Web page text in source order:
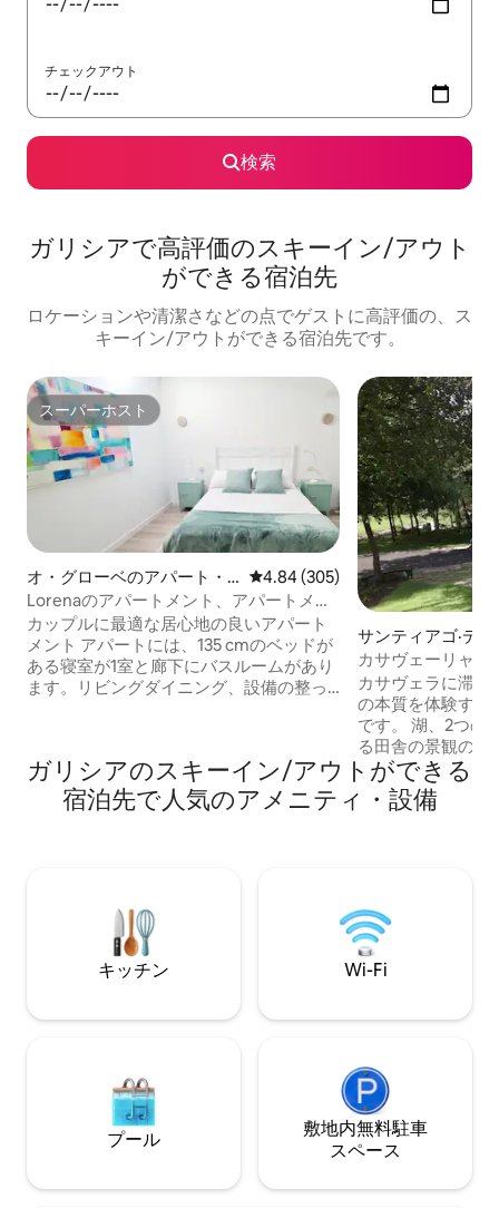
チェックアウト
検索
ガリシアで高評価のスキーイン/アウト
ができる宿泊先
ロケーションや清潔さなどの点でゲストに高評価の、ス
キーイン/アウトができる宿泊先です。
スーパーホスト
スーパーホスト
オ・グローベのアパート・
マンション
レビュー305件、5つ星中4.84つ
4.84 (305)
Lorenaのアパートメント、アパートメン
ト 2*B 1ベッドルーム...
カップルに最適な居心地の良いアパート
メント アパートには、135 cmのベッドが
ある寝室が1室と廊下にバスルームがあり
ます。リビングダイニング、設備の整っ
れているため、最大で 1 名の追加ゲスト
を快適に受け入れることができます。 快
適なご滞在に必要なものはすべて揃って
ル、コーヒー、塩、無料の砂糖。 - シャ
ワージェル、トイレットペーパー、メイ
ク落としコットン、ミセラーウォータ
ー。 - ボードゲーム。 アパートは2階にあ
り、エレベーターはありません。 独立し
た入り口です。到着の2日前にお知らせし
すめ、観光スポット、アクティビティな
ど、この地域に関する実用的な情報が記
載されたノートが用意されています。ま
た、すべての情報を含むリンクもお送り
します。 また、Wi-Fi ネットワークのパス
ワードは、アパートの入り口のドアの後
サンティアゴ·デ·
ーラのコテージ
カサヴェーリャ
カサヴェラに滞在
の本質を体験する
です。 湖、2つの
る田舎の景観の中
リソルとモンチョ
るホストです。 カサヴェラへようこそ！
場所：
ガリシアのスキーイン/アウトができる
宿泊先で人気のアメニティ・設備
キッチン Wi-Fi
プール
敷地内無料駐⁠車
ス⁠ペ⁠ー⁠ス